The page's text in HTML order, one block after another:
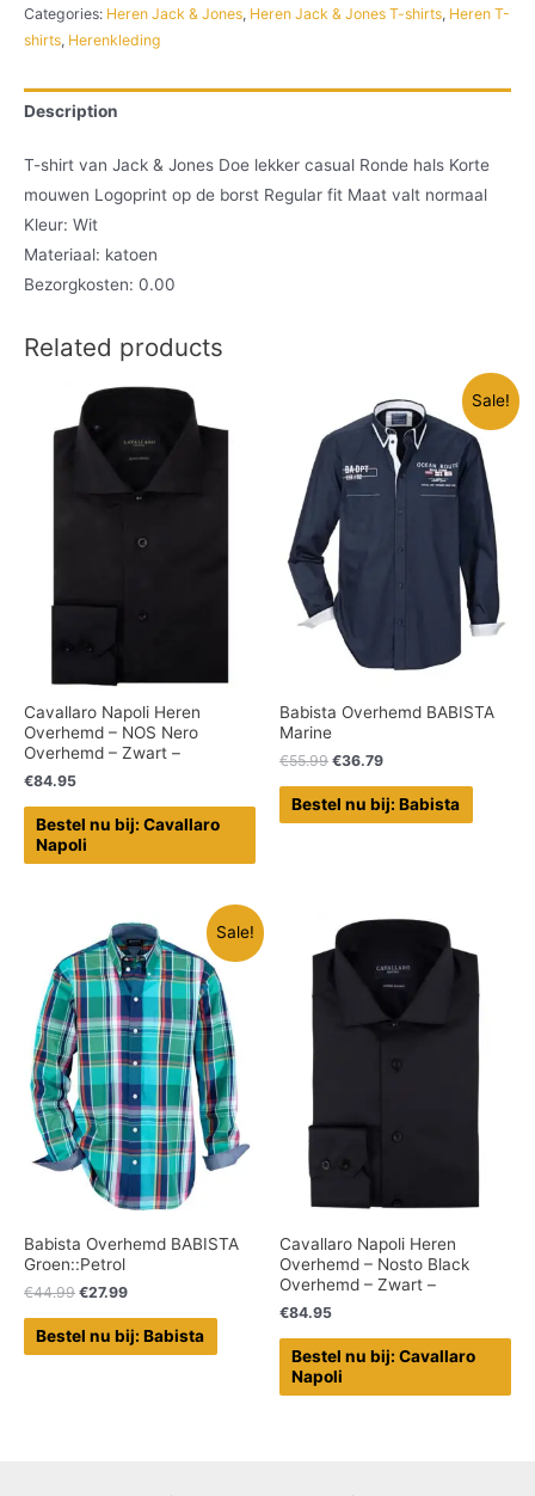
Categories: Heren Jack & Jones, Heren Jack & Jones T-shirts, Heren T-
shirts, Herenkleding
Description
T-shirt van Jack & Jones Doe lekker casual Ronde hals Korte
mouwen Logoprint op de borst Regular fit Maat valt normaal
Kleur: Wit
Materiaal: katoen
Bezorgkosten: 0.00
Related products
Cavallaro Napoli Heren
Overhemd – NOS Nero
Overhemd – Zwart –
€84.95
Bestel nu bij: Cavallaro
Napoli
Sale!
Babista Overhemd BABISTA
Marine
€55.99 €36.79
Bestel nu bij: Babista
Sale!
Babista Overhemd BABISTA
Groen::Petrol
€44.99 €27.99
Bestel nu bij: Babista
Cavallaro Napoli Heren
Overhemd – Nosto Black
Overhemd – Zwart –
€84.95
Bestel nu bij: Cavallaro
Napoli